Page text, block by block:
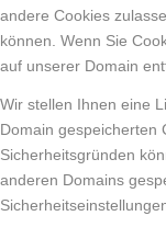
andere Cookies
können. Wenn Sie
auf unserer Domain
Wir stellen Ihnen eine
Domain gespeicherten
Sicherheitsgründen
anderen Domains